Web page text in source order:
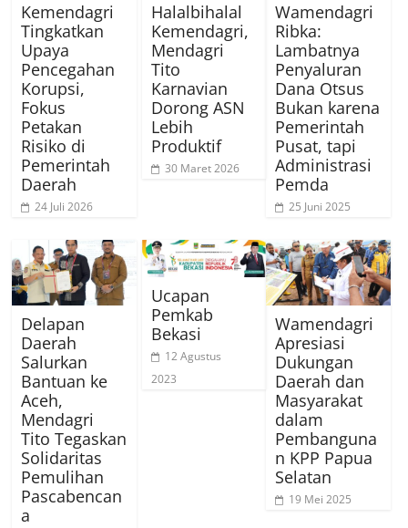
Kemendagri
Tingkatkan
Upaya
Pencegahan
Korupsi,
Fokus
Petakan
Risiko di
Pemerintah
Daerah
24 Juli 2026
Halalbihalal
Kemendagri,
Mendagri
Tito
Karnavian
Dorong ASN
Lebih
Produktif
30 Maret 2026
Wamendagri
Ribka:
Lambatnya
Penyaluran
Dana Otsus
Bukan karena
Pemerintah
Pusat, tapi
Administrasi
Pemda
25 Juni 2025
Delapan
Daerah
Salurkan
Bantuan ke
Aceh,
Mendagri
Tito Tegaskan
Solidaritas
Pemulihan
Pascabencan
a
Ucapan
Pemkab
Bekasi
12 Agustus
2023
Wamendagri
Apresiasi
Dukungan
Daerah dan
Masyarakat
dalam
Pembanguna
n KPP Papua
Selatan
19 Mei 2025